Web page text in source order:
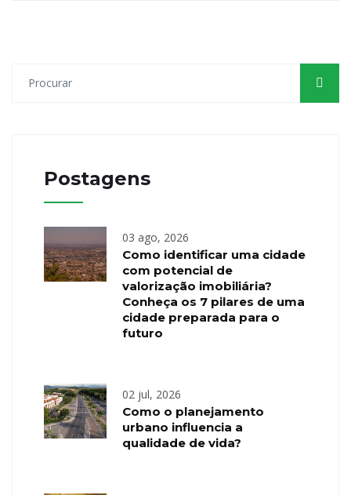
Postagens
03 ago, 2026
Como identificar uma cidade
com potencial de
valorização imobiliária?
Conheça os 7 pilares de uma
cidade preparada para o
futuro
02 jul, 2026
Como o planejamento
urbano influencia a
qualidade de vida?